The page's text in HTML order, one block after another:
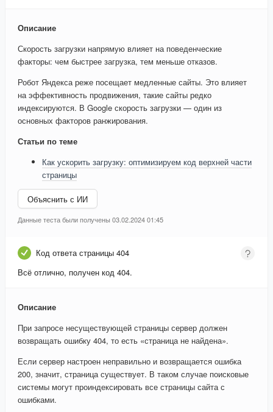
Описание
Скорость загрузки напрямую влияет на поведенческие
факторы: чем быстрее загрузка, тем меньше отказов.
Робот Яндекса реже посещает медленные сайты. Это влияет
на эффективность продвижения, такие сайты редко
индексируются. В Google скорость загрузки — один из
основных факторов ранжирования.
Статьи по теме
Как ускорить загрузку: оптимизируем код верхней части
страницы
Объяснить с ИИ
Данные теста были получены 03.02.2024 01:45
Код ответа страницы 404
Всё отлично, получен код 404.
Описание
При запросе несуществующей страницы сервер должен
возвращать ошибку 404, то есть «страница не найдена».
Если сервер настроен неправильно и возвращается ошибка
200, значит, страница существует. В таком случае поисковые
системы могут проиндексировать все страницы сайта с
ошибками.